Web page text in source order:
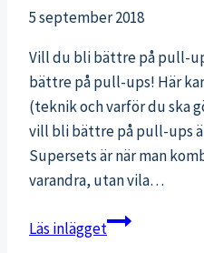
nu
5 september 2018
Vill du bli bättre på pull-
bättre på pull-ups! Här
(teknik och varför du ska
vill bli bättre på pull-ups
Supersets är när man
varandra, utan vila…
Läs inläggetBli